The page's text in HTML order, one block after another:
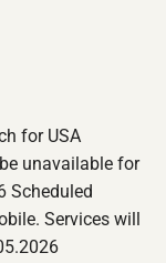
for USA
unavailable for
Scheduled
Services will